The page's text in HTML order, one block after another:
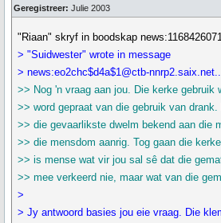
Geregistreer: Julie 2003
"Riaan" skryf in boodskap
> "Suidwester" wrote in message
> news:eo2chc$d4a$1@ctb-
>> Nog 'n vraag aan jou. Die kerke gebruik
>> word gepraat van die gebruik van
>> die gevaarlikste dwelm bekend aan die
>> die mensdom aanrig. Tog gaan die
>> is mense wat vir jou sal sê dat die
>> mee verkeerd nie, maar wat van die
>
> Jy antwoord basies jou eie vraag. Die